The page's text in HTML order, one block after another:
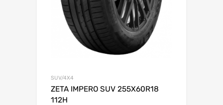
SUV/4X4
ZETA IMPERO SUV 255X60R18
112H